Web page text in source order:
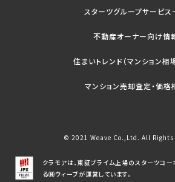
スターツグループサービス
不動産オーナー向け情
住まいトレンド（マンション相
マンション売却査定・価格
© 2021 Weave Co.,Ltd. All Rights
クラモアは、東証プライム上場のスターツコ
る㈱ウィーブが運営しています。